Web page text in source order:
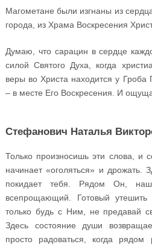
Магометане были изгнаны из
города, из Храма Воскресения
Думаю, что сарацин в сердце
силой Святого Духа, когда
веры во Христа находится у Гроба
– в месте Его Воскресения. И
Стефанович Наталья
Только произносишь эти слова, и
начинает «оголяться» и дрожать.
покидает тебя. Рядом Он,
всепрощающий. Готовый
только будь с Ним, не предавай
Здесь состояние души
просто радоваться, когда